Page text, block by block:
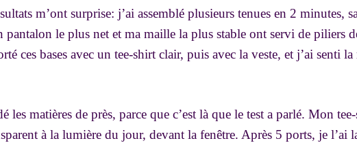
m’ont surprise: j’ai assemblé plusieurs tenues en 2 minutes,
pantalon le plus net et ma maille la plus stable ont servi de piliers
ces bases avec un tee-shirt clair, puis avec la veste, et j’ai senti
les matières de près, parce que c’est là que le test a parlé. Mon
à la lumière du jour, devant la fenêtre. Après 5 ports, je l’ai